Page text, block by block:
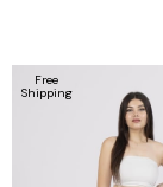
Free
Shipping